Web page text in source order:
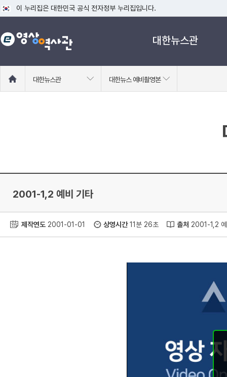
이 누리집은 대한민국 공식 전자정부 누리집입니다.
공식 누리집 주소 확인하기
go.kr 주소를 사용하는 누리집은 대한민국 정부기관이 관리하는 누리집입니
대한뉴스관
로
대한뉴스관 대한뉴스 예비촬영본
2001-1,2 예비 기타
제작연도 2001-01-01 상영시간11분 26초 출처 2001-1,2